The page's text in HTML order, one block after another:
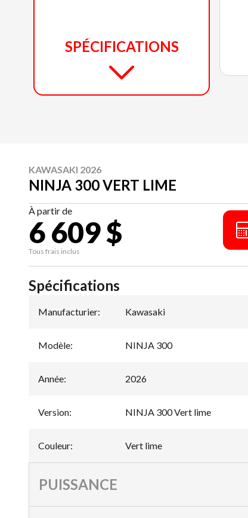
SPÉCIFICATIONS
KAWASAKI 2026
NINJA 300 VERT LIME
À partir de
6 609 $
Tous frais inclus
Spécifications
Manufacturier: Kawasaki
Modèle: NINJA 300
Année: 2026
Version: NINJA 300 Vert lime
Couleur: Vert lime
PUISSANCE